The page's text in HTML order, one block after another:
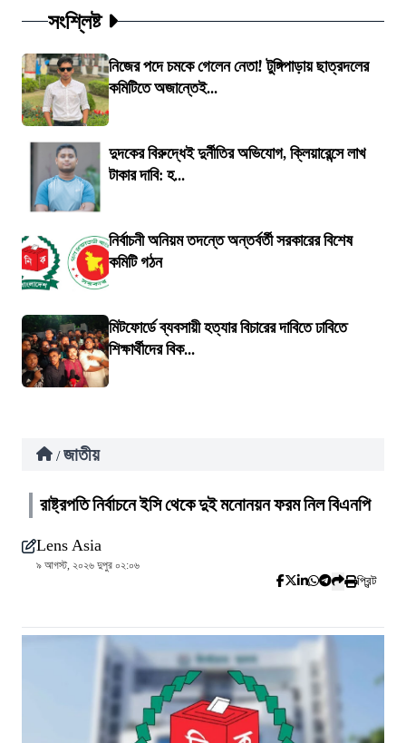
সংশ্লিষ্ট
নিজের পদে চমকে গেলেন নেতা! টুঙ্গিপাড়ায় ছাত্রদলের
কমিটিতে অজান্তেই...
দুদকের বিরুদ্ধেই দুর্নীতির অভিযোগ, ক্লিয়ারেন্সে লাখ
টাকার দাবি: হ...
নির্বাচনী অনিয়ম তদন্তে অন্তর্বর্তী সরকারের বিশেষ
কমিটি গঠন
মিটফোর্ডে ব্যবসায়ী হত্যার বিচারের দাবিতে ঢাবিতে
শিক্ষার্থীদের বিক...
/ জাতীয়
রাষ্ট্রপতি নির্বাচনে ইসি থেকে দুই মনোনয়ন ফরম নিল বিএনপি
Lens Asia
৯ আগস্ট, ২০২৬ দুপুর ০২:০৬
প্রিন্ট